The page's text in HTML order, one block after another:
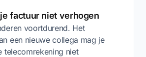
factuur niet verhogen
voortdurend. Het
een nieuwe collega mag je
telecomrekening niet